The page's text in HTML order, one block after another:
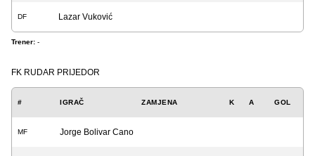
DF Lazar Vuković
Trener: -
FK RUDAR PRIJEDOR
# IGRAČ ZAMJENA K A GOL
MF Jorge Bolivar Cano